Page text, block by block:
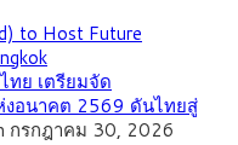
ทย เตรียมจัด
อนาคต 2569 ดันไทยสู่
กรกฎาคม 30, 2026